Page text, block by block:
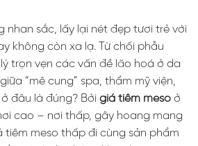
nhan sắc, lấy lại nét đẹp tươi trẻ với
không còn xa lạ. Từ chối phẫu
trọn vẹn các vấn đề lão hoá ở da
“mê cung” spa, thẩm mỹ viện,
đâu là đúng? Bởi giá tiêm meso ở
cao – nơi thấp, gây hoang mang
tiêm meso thấp đi cùng sản phẩm